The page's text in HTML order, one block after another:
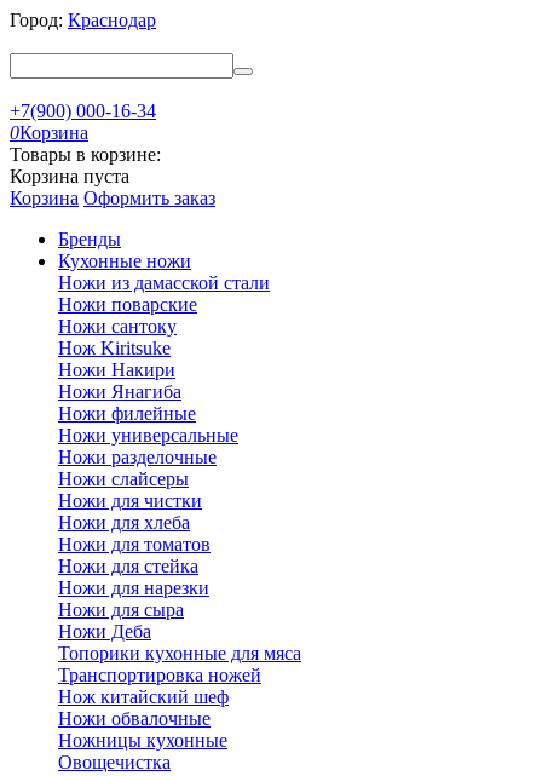
Город: Краснодар
+7(900) 000-16-34
0Корзина
Товары в корзине:
Корзина пуста
Корзина Оформить заказ
Бренды
Кухонные ножи
Ножи из дамасской стали
Ножи поварские
Ножи сантоку
Нож Kiritsuke
Ножи Накири
Ножи Янагиба
Ножи филейные
Ножи универсальные
Ножи разделочные
Ножи слайсеры
Ножи для чистки
Ножи для хлеба
Ножи для томатов
Ножи для стейка
Ножи для нарезки
Ножи для сыра
Ножи Деба
Топорики кухонные для мяса
Транспортировка ножей
Нож китайский шеф
Ножи обвалочные
Ножницы кухонные
Овощечистка